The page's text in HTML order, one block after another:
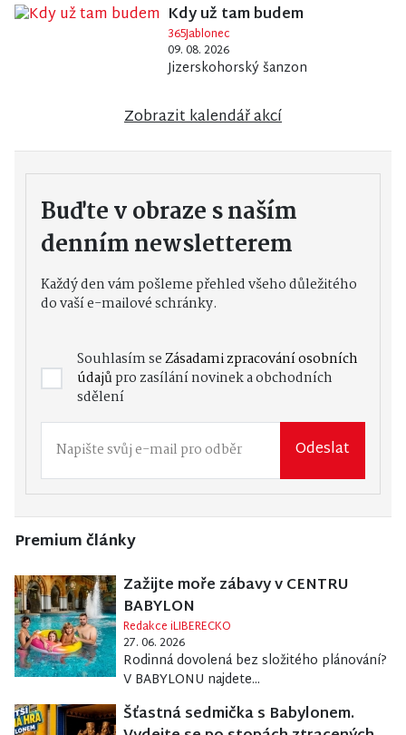
Kdy už tam budem
365Jablonec
09. 08. 2026
Jizerskohorský šanzon
Zobrazit kalendář akcí
Buďte v obraze s naším
denním newsletterem
Každý den vám pošleme přehled všeho důležitého
do vaší e-mailové schránky.
Souhlasím seZásadami zpracování osobních
údajůpro zasílání novinek a obchodních
sdělení
Odeslat
Premium články
Zažijte moře zábavy v CENTRU
BABYLON
Redakce iLIBERECKO
27. 06. 2026
Rodinná dovolená bez složitého plánování?
V BABYLONU najdete...
Šťastná sedmička s Babylonem.